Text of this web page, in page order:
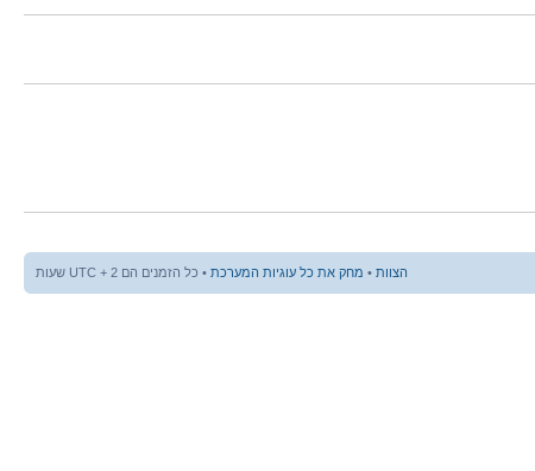
הצוות • מחק את כל עוגיות המערכת • כל הזמנים הם UTC + 2 שעות